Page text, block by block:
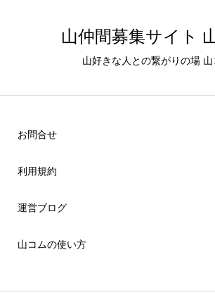
山仲間募集サイト
山好きな人との繋がりの場 山
お問合せ
利用規約
運営ブログ
山コムの使い方